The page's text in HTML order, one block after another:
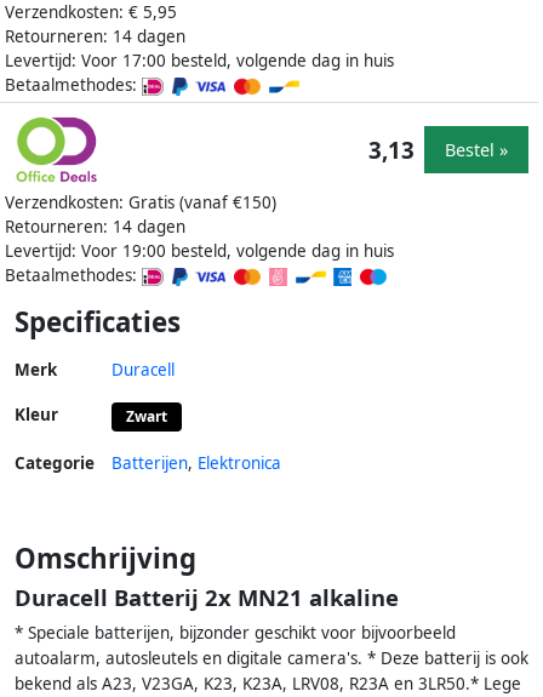
Verzendkosten: € 5,95
Retourneren: 14 dagen
Levertijd: Voor 17:00 besteld, volgende dag in huis
Betaalmethodes:
Verzendkosten: Gratis (vanaf €150)
Retourneren: 14 dagen
Levertijd: Voor 19:00 besteld, volgende dag in huis
Betaalmethodes:
3,13 Bestel »
Specificaties
Merk Duracell
Kleur Zwart
Categorie Batterijen, Elektronica
Omschrijving
Duracell Batterij 2x MN21 alkaline
* Speciale batterijen, bijzonder geschikt voor bijvoorbeeld
autoalarm, autosleutels en digitale camera's. * Deze batterij is ook
bekend als A23, V23GA, K23, K23A, LRV08, R23A en 3LR50.* Lege